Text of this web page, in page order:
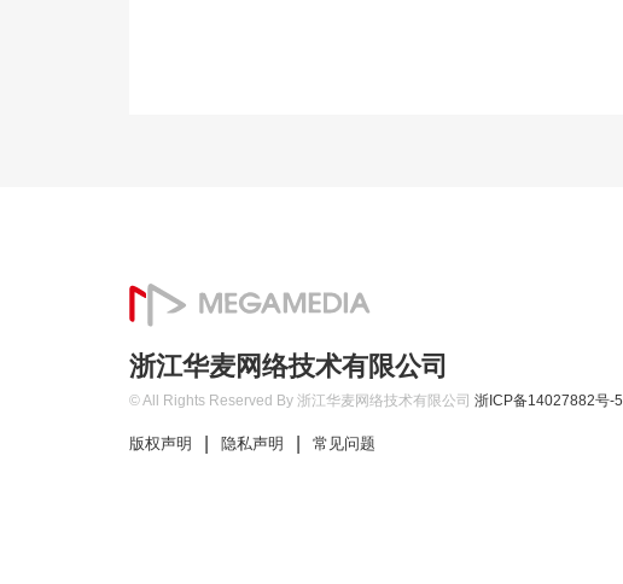
浙江华麦网络技术有限公司
© All Rights Reserved By 浙江华麦网络技术有限公司 浙ICP备14027882号-5
版权声明 隐私声明 常见问题